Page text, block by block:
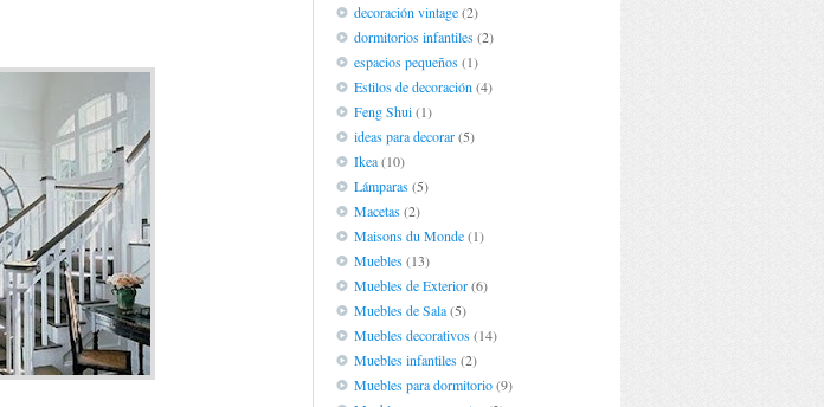
decoración vintage(2)
dormitorios infantiles(2)
espacios pequeños(1)
Estilos de decoración (4)
Feng Shui(1)
ideas para decorar(5)
Ikea(10)
Lámparas(5)
Macetas(2)
Maisons du Monde(1)
Muebles(13)
Muebles de Exterior(6)
Muebles de Sala(5)
Muebles decorativos(14)
Muebles infantiles(2)
Muebles para dormitorio(9)